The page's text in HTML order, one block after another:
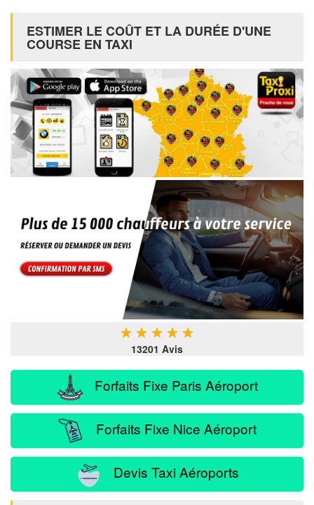
ESTIMER LE COÛT ET LA DURÉE D'UNE
COURSE EN TAXI
★ ★ ★ ★ ★
13201 Avis
Forfaits Fixe Paris Aéroport
Forfaits Fixe Nice Aéroport
Devis Taxi Aéroports